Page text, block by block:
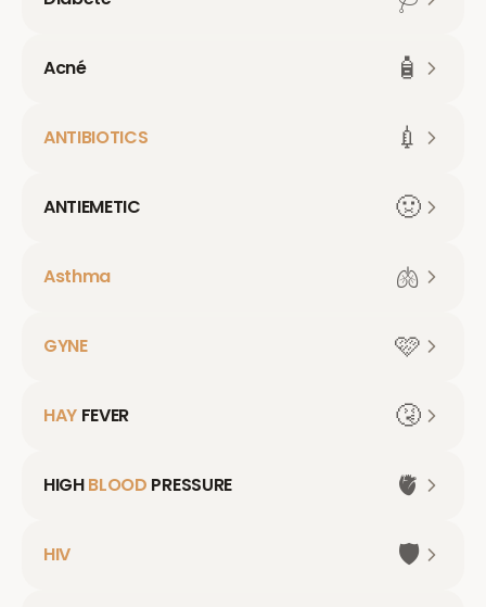
Acné 🧴
ANTIBIOTICS 💉
ANTIEMETIC 🤢
Asthma 🫁
GYNE 🩷
HAY FEVER 🤧
HIGHBLOOD PRESSURE 🫀
HIV
🛡️